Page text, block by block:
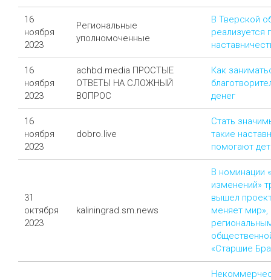
16
ноября
2023
Региональные
уполномоченные
В Тверской
реализуется
16
ноября
2023
achbd.media ПРОСТЫЕ
ОТВЕТЫ НА СЛОЖНЫЙ
ВОПРОС
Как
денег
16
ноября
2023
dobro.live
Стать
такие
помогают
31
октября
2023
kaliningrad.sm.news
В номинации
изменений»
вышел
меняет
«Старшие